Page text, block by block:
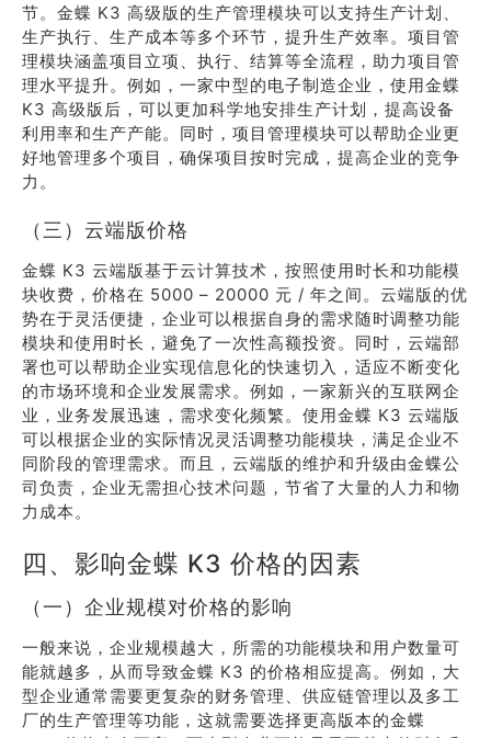
节。金蝶 K3 高级版的生产管理模块可以支持生产计划、
生产执行、生产成本等多个环节，提升生产效率。项目管
理模块涵盖项目立项、执行、结算等全流程，助力项目管
理水平提升。例如，一家中型的电子制造企业，使用金蝶
K3 高级版后，可以更加科学地安排生产计划，提高设备
利用率和生产产能。同时，项目管理模块可以帮助企业更
好地管理多个项目，确保项目按时完成，提高企业的竞争
力。
（三）云端版价格
金蝶 K3 云端版基于云计算技术，按照使用时长和功能模
块收费，价格在 5000 – 20000 元 / 年之间。云端版的优
势在于灵活便捷，企业可以根据自身的需求随时调整功能
模块和使用时长，避免了一次性高额投资。同时，云端部
署也可以帮助企业实现信息化的快速切入，适应不断变化
的市场环境和企业发展需求。例如，一家新兴的互联网企
业，业务发展迅速，需求变化频繁。使用金蝶 K3 云端版
可以根据企业的实际情况灵活调整功能模块，满足企业不
同阶段的管理需求。而且，云端版的维护和升级由金蝶公
司负责，企业无需担心技术问题，节省了大量的人力和物
力成本。
四、影响金蝶 K3 价格的因素
（一）企业规模对价格的影响
一般来说，企业规模越大，所需的功能模块和用户数量可
能就越多，从而导致金蝶 K3 的价格相应提高。例如，大
型企业通常需要更复杂的财务管理、供应链管理以及多工
厂的生产管理等功能，这就需要选择更高版本的金蝶